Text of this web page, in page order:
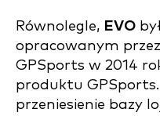
Równolegle, EVO
opracowanym
GPSports w 2014
produktu GPSports.
przeniesienie bazy